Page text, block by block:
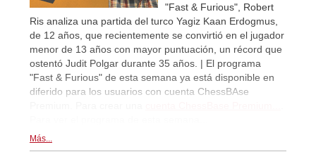
"Fast & Furious", Robert
Ris analiza una partida del turco Yagiz Kaan Erdogmus,
de 12 años, que recientemente se convirtió en el jugador
menor de 13 años con mayor puntuación, un récord que
ostentó Judit Polgar durante 35 años. | El programa
"Fast & Furious" de esta semana ya está disponible en
diferido para los usuarios con cuenta ChessBAse
Más...